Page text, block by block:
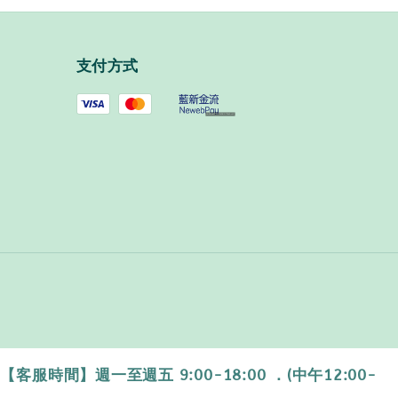
支付方式
時間】週一至週五 9:00-18:00 ．(中午12:00-